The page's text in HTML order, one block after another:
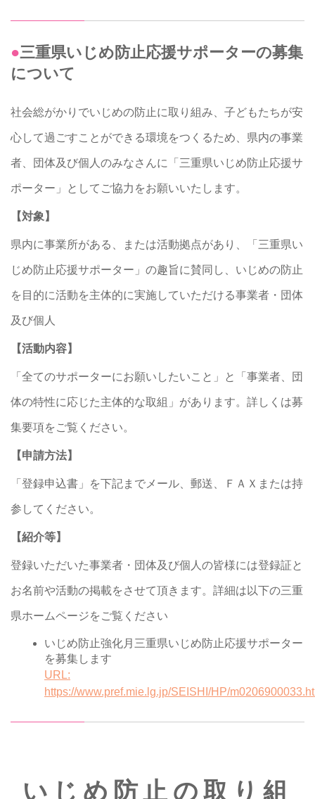
●三重県いじめ防止応援サポーターの募集
について
社会総がかりでいじめの防止に取り組み、子どもたちが安
心して過ごすことができる環境をつくるため、県内の事業
者、団体及び個人のみなさんに「三重県いじめ防止応援サ
ポーター」としてご協力をお願いいたします。
【対象】
県内に事業所がある、または活動拠点があり、「三重県い
じめ防止応援サポーター」の趣旨に賛同し、いじめの防止
を目的に活動を主体的に実施していただける事業者・団体
及び個人
【活動内容】
「全てのサポーターにお願いしたいこと」と「事業者、団
体の特性に応じた主体的な取組」があります。詳しくは募
集要項をご覧ください。
【申請方法】
「登録申込書」を下記までメール、郵送、ＦＡＸまたは持
参してください。
【紹介等】
登録いただいた事業者・団体及び個人の皆様には登録証と
お名前や活動の掲載をさせて頂きます。詳細は以下の三重
県ホームページをご覧ください
いじめ防止強化月三重県いじめ防止応援サポーター
を募集します
URL:
https://www.pref.mie.lg.jp/SEISHI/HP/
いじめ防止の取り組